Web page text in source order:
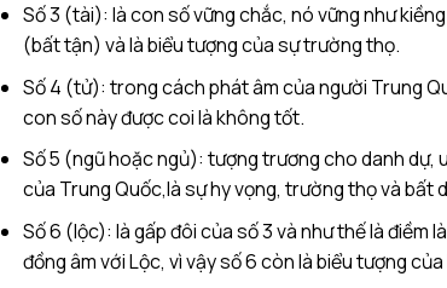
Số 3 (tài): là con số vững chắc, nó vững như
(bất tận) và là biểu tượng của sự trường thọ.
Số 4 (tử): trong cách phát âm của người Trung
con số này được coi là không tốt.
Số 5 (ngũ hoặc ngủ): tượng trương cho danh dự,
của Trung Quốc,là sự hy vọng, trường thọ và bất
Số 6 (lộc): là gấp đôi của số 3 và như thế là điềm
đồng âm với Lộc, vì vậy số 6 còn là biểu tượng